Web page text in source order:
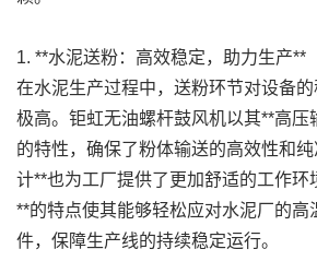
1. **水泥送粉：高效稳定，助力生产**
在水泥生产过程中，送粉环节对设备
极高。钜虹无油螺杆鼓风机以其**高压
的特性，确保了粉体输送的高效性和
计**也为工厂提供了更加舒适的工作环
**的特点使其能够轻松应对水泥厂的高
件，保障生产线的持续稳定运行。